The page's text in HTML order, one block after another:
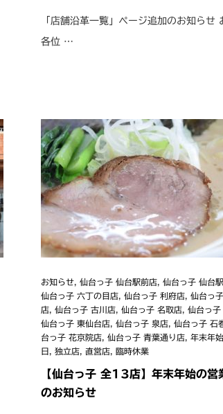
「店舗沿革一覧」ページ追加のお知らせ
各位 …
お知らせ, 仙台っ子 仙台駅前店, 仙台っ子 仙台
仙台っ子 六丁の目店, 仙台っ子 利府店, 仙台っ
店, 仙台っ子 古川店, 仙台っ子 名取店, 仙台っ子
仙台っ子 東仙台店, 仙台っ子 泉店, 仙台っ子 石
台っ子 花京院店, 仙台っ子 青葉通り店, 年末年
日
独立店, 直営店, 臨時休業
【仙台っ子 全13店】年末年始の営
のお知らせ